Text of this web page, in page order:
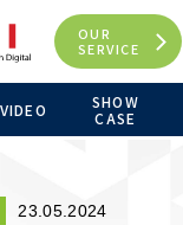
OUR
SERVICE
VIDEO
SHOW
CASE
23.05.2024